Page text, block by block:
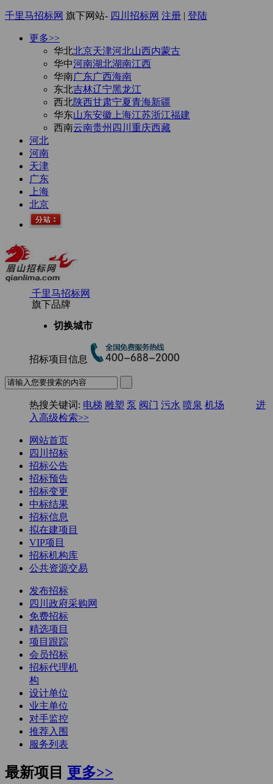
千里马招标网 旗下网站- 四川招标网 注册 | 登陆
更多>>
华北北京天津河北山西内蒙古
华中河南湖北湖南江西
华南广东广西海南
东北吉林辽宁黑龙江
西北陕西甘肃宁夏青海新疆
华东山东安徽 上海江苏浙江福建
西南云南贵州 四川 重庆西藏
河北
河南
天津
广东
上海
北京
千里马招标网
旗下品牌
切换城市
招标项目信息
热搜关键词: 电梯 雕塑 泵 阀门 污水 喷泉 机场
进
入高级检索>>
网站首页
四川招标
招标公告
招标预告
招标变更
中标结果
招标信息
拟在建项目
VIP项目
招标机构库
公共资源交易
发布招标
四川政府采购网
免费招标
精选项目
项目跟踪
会员招标
招标代理机
构
设计单位
业主单位
对手监控
推荐入围
服务列表
最新项目 更多>>